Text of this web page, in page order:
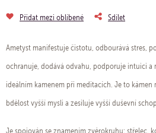
Přidat mezi oblíbené Sdílet
Ametyst manifestuje čistotu, odbourává stres,
ochranuje, dodává odvahu, podporuje intuici a
ideálním kamenem při meditacích. Je to
bdělost vyšší mysli a zesiluje vyšší duševní
Je spojován se znamením zvěrokruhu: střelec,